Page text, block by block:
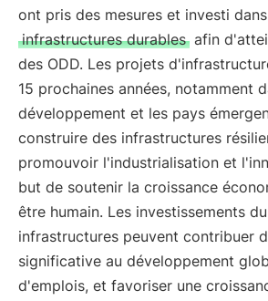
ont pris des mesures et investi
infrastructures durables afin
des ODD. Les projets
15 prochaines années, notamment
développement et les pays
construire des infrastructures
promouvoir l'industrialisation et
but de soutenir la croissance
être humain. Les investissements
infrastructures peuvent contribuer
significative au développement
d'emplois, et favoriser une